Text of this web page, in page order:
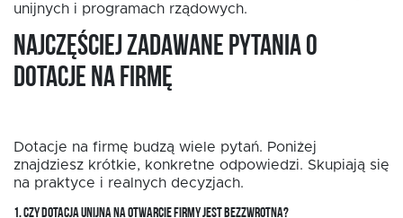
unijnych i programach rządowych.
Najczęściej zadawane pytania o
dotacje na firmę
Dotacje na firmę budzą wiele pytań. Poniżej
znajdziesz krótkie, konkretne odpowiedzi. Skupiają się
na praktyce i realnych decyzjach.
1. CZY DOTACJA UNIJNA NA OTWARCIE FIRMY JEST BEZZWROTNA?